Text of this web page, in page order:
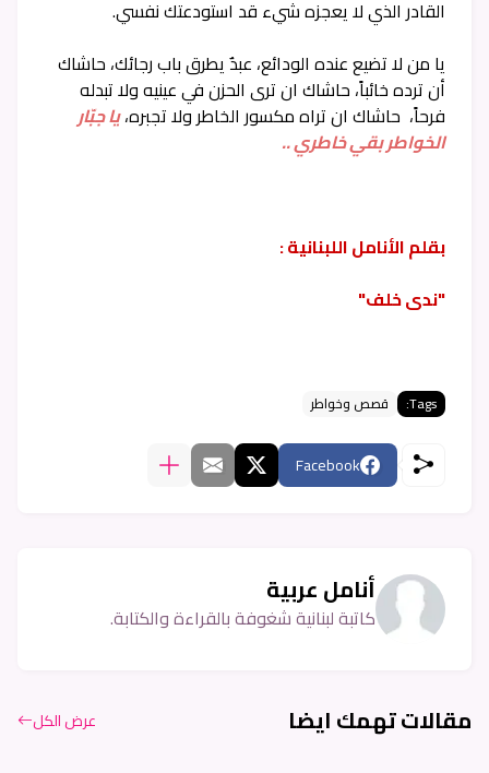
القادر الذي لا يعجزه شيء قد استودعتك نفسي.
يا من لا تضيع عنده الودائع، عبدٌ يطرق باب رجائك، حاشاك
أن ترده خائباً، حاشاك ان ترى الحزن في عينيه ولا تبدله
فرحاً، حاشاك ان تراه مكسور الخاطر ولا تجبره،يا جبّار
الخواطر بقي خاطري ..
بقلم الأنامل اللبنانية :
"ندى خلف"
Tags: قصص وخواطر
Facebook
أنامل عربية
كاتبة لبنانية شغوفة بالقراءة والكتابة.
مقالات تهمك ايضا عرض الكل